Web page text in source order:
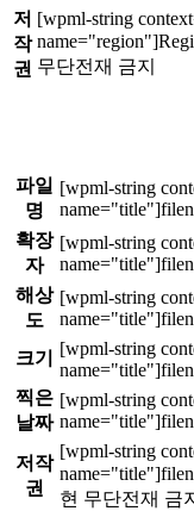
저
작
권 무단전재 금지
파일
명
확장
자
해상
도
크기
찍은
날짜
저작
권
현 무단전재 금지